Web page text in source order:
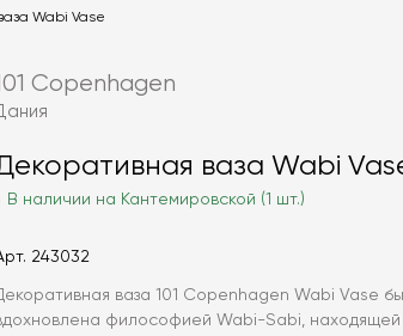
Wabi Vase
Copenhagen
ваза Wabi
В наличии на Кантемировской (1 шт.)
243032
ваза 101 Copenhagen Wabi Vase
философией Wabi-Sabi, находящей